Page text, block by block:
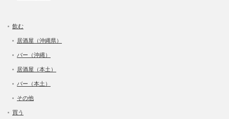
飲む
居酒屋（沖縄県）
バー（沖縄）
居酒屋（本土）
バー（本土）
その他
買う